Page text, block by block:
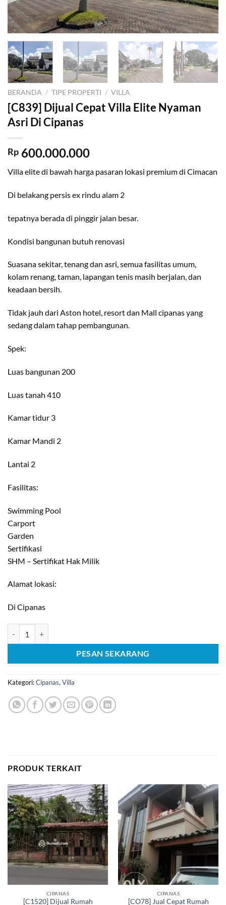
BERANDA / TIPE PROPERTI / VILLA
[C839] Dijual Cepat Villa Elite Nyaman
Asri Di Cipanas
Rp 600.000.000
Villa elite di bawah harga pasaran lokasi premium di Cimacan
Di belakang persis ex rindu alam 2
tepatnya berada di pinggir jalan besar.
Kondisi bangunan butuh renovasi
Suasana sekitar, tenang dan asri, semua fasilitas umum,
kolam renang, taman, lapangan tenis masih berjalan, dan
keadaan bersih.
Tidak jauh dari Aston hotel, resort dan Mall cipanas yang
sedang dalam tahap pembangunan.
Spek:
Luas bangunan 200
Luas tanah 410
Kamar tidur 3
Kamar Mandi 2
Lantai 2
Fasilitas:
Swimming Pool
Carport
Garden
Sertifikasi
SHM – Sertifikat Hak Milik
Alamat lokasi:
Di Cipanas
PESAN SEKARANG
Kategori:Cipanas, Villa
PRODUK TERKAIT
CIPANAS
[C1520] Dijual Rumah
CIPANAS
[CO78] Jual Cepat Rumah